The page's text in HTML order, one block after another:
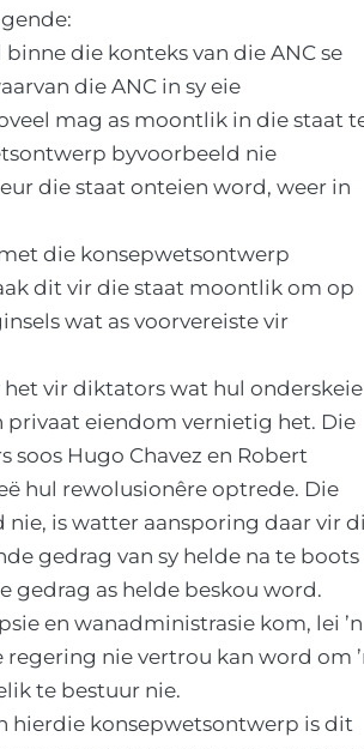
die konteks van die ANC se
die ANC in sy eie
mag as moontlik in die staat
byvoorbeeld nie
die staat onteien word, weer in
die konsepwetsontwerp
dit vir die staat moontlik om op
wat as voorvereiste vir
vir diktators wat hul onderskeie
eiendom vernietig het. Die
Hugo Chavez en Robert
hul rewolusionêre optrede. Die
is watter aansporing daar vir
gedrag van sy helde na te boots
gedrag as helde beskou word.
en wanadministrasie kom, lei ’n
nie vertrou kan word om
te bestuur nie.
konsepwetsontwerp is dit